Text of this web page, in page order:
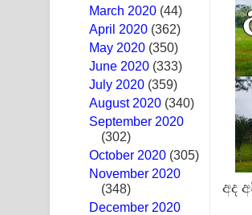
Sandak Awith Song
Swetha Sande Song
Ma Igili Giya Lyrics - මා
Ras Balan Song Lyrics -
Hoda sihiyen Song
Awanken Song Lyrics -
March 2020 (44)
April 2020 (362)
May 2020 (350)
June 2020 (333)
July 2020 (359)
August 2020 (340)
September 2020
(302)
October 2020 (305)
November 2020
(348)
December 2020
අද